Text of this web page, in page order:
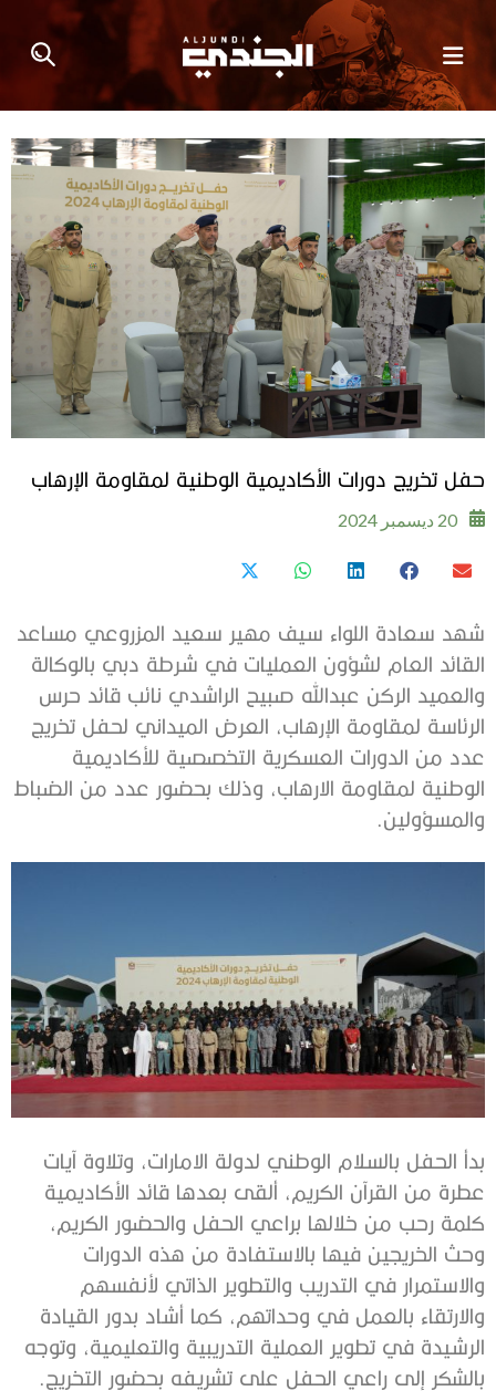
حفل تخريج دورات الأكاديمية الوطنية لمقاومة الإرهاب
20 ديسمبر 2024
شهد سعادة اللواء سيف مهير سعيد المزروعي مساعد
القائد العام لشؤون العمليات في شرطة دبي بالوكالة
والعميد الركن عبدالله صبيح الراشدي نائب قائد حرس
الرئاسة لمقاومة الإرهاب، العرض الميداني لحفل تخريج
عدد من الدورات العسكرية التخصصية للأكاديمية
الوطنية لمقاومة الارهاب، وذلك بحضور عدد من الضباط
والمسؤولين.
بدأ الحفل بالسلام الوطني لدولة الامارات، وتلاوة آيات
عطرة من القرآن الكريم، ألقى بعدها قائد الأكاديمية
كلمة رحب من خلالها براعي الحفل والحضور الكريم،
وحث الخريجين فيها بالاستفادة من هذه الدورات
والاستمرار في التدريب والتطوير الذاتي لأنفسهم
والارتقاء بالعمل في وحداتهم، كما أشاد بدور القيادة
الرشيدة في تطوير العملية التدريبية والتعليمية، وتوجه
بالشكر إلى راعي الحفل على تشريفه بحضور التخريج.